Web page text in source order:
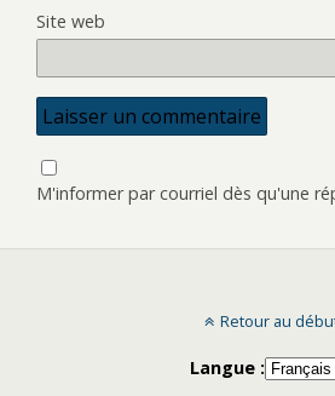
Site web
M'informer par courriel dès qu'une
Retour au
Langue :